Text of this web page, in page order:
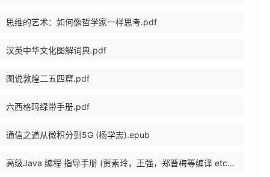
思维的艺术：如何像哲学家一样思考.pdf
汉英中华文化图解词典.pdf
图说敦煌二五四窟.pdf
六西格玛绿带手册.pdf
通信之道从微积分到5G (杨学志).epub
高级Java 编程 指导手册 (贾素玲，王强，郑晋梅等编译 etc.).pdf